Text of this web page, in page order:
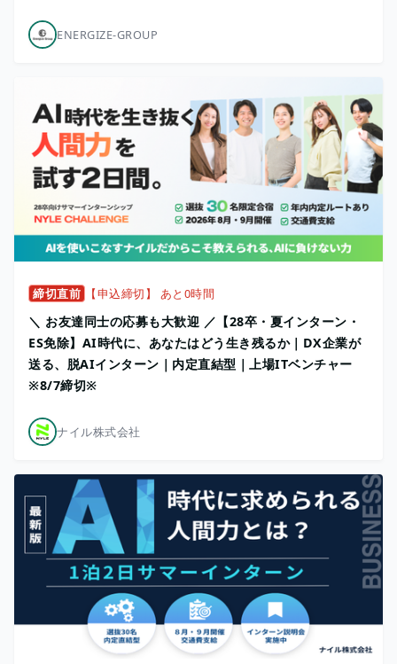
ENERGIZE-GROUP
締切直前 【申込締切】 あと0時間
＼ お友達同士の応募も大歓迎 ／【28卒・夏インターン・
ES免除】AI時代に、あなたはどう生き残るか｜DX企業が
送る、脱AIインターン｜内定直結型｜上場ITベンチャー
※8/7締切※
ナイル株式会社